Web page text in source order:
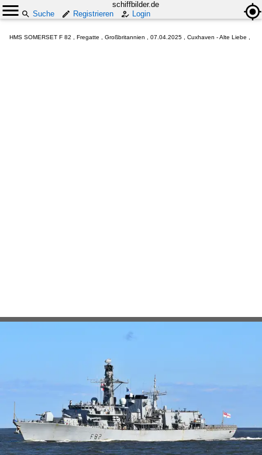
schiffbilder.de
Suche
Registrieren Login
HMS SOMERSET F 82 , Fregatte , Großbritannien , 07.04.2025 , Cuxhaven - Alte Liebe ,